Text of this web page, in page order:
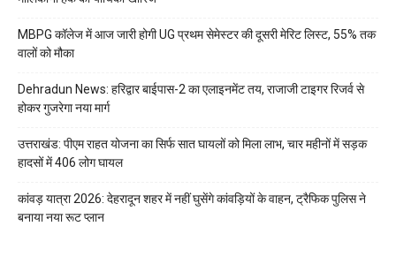
MBPG कॉलेज में आज जारी होगी UG प्रथम सेमेस्टर की दूसरी मेरिट लिस्ट, 55% तक
वालों को मौका
Dehradun News: हरिद्वार बाईपास-2 का एलाइनमेंट तय, राजाजी टाइगर रिजर्व से
होकर गुजरेगा नया मार्ग
उत्तराखंड: पीएम राहत योजना का सिर्फ सात घायलों को मिला लाभ, चार महीनों में सड़क
हादसों में 406 लोग घायल
कांवड़ यात्रा 2026: देहरादून शहर में नहीं घुसेंगे कांवड़ियों के वाहन, ट्रैफिक पुलिस ने
बनाया नया रूट प्लान